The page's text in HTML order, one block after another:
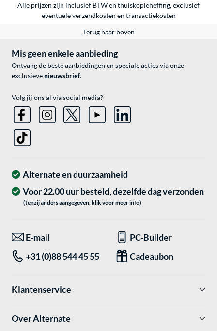
Alle prijzen zijn inclusief BTW en thuiskopieheffing, exclusief
eventueleverzendkosten en transactiekosten
Terug naar boven
Mis geen enkele aanbieding
Ontvang de beste aanbiedingen en speciale acties via onze
exclusieve nieuwsbrief.
Volg jij ons al via social media?
Alternate en duurzaamheid
Voor 22.00 uur besteld, dezelfde dag verzonden
(tenzij anders aangegeven, klik voor meer info)
E-mail
PC-Builder
+31 (0)88 544 45 55
Cadeaubon
Klantenservice
Over Alternate